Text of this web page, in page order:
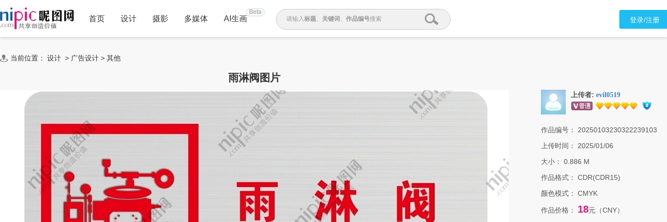
首页 设计 摄影 多媒体 AI生画
Beta
请输入标题、 关键词 、 作品编号搜索 登录/注册
当前位置： 设计 > 广告设计 > 其他
雨淋阀图片
上传者: evil0519
作品编号：
20250103230322239103
上传时间：
2025/01/06
大小：
0.886 M
作品格式：
CDR(CDR15)
颜色模式：
CMYK
作品价格： 18元（CNY）